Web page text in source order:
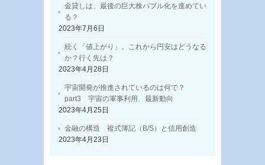
金貸しは、最後の巨大株バブル化を進めてい
る？
2023年7月6日
続く「値上がり」。これから円安はどうなる
か？行く先は？
2023年4月28日
宇宙開発が推進されているのは何で？
part3 宇宙の軍事利用、最新動向
2023年4月25日
金融の構造 複式簿記（B/S）と信用創造
2023年4月23日